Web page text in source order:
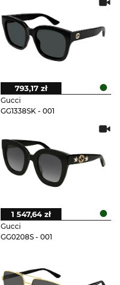
Gucci
GG1338SK - 001
793,17 zł
Gucci
GG0208S - 001
1 547,64 zł